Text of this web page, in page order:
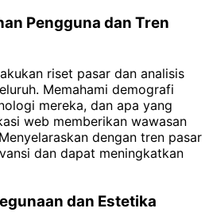
Pengguna dan Tren
riset pasar dan analisis
Memahami demografi
mereka, dan apa yang
web memberikan wawasan
dengan tren pasar
dan dapat meningkatkan
dan Estetika